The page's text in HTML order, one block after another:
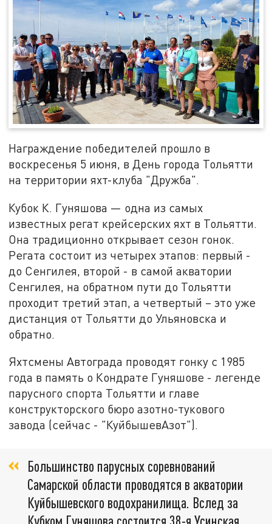
Награждение победителей прошло в
воскресенья 5 июня, в День города Тольятти
на территории яхт-клуба "Дружба".
Кубок К. Гуняшова — одна из самых
известных регат крейсерских яхт в Тольятти.
Она традиционно открывает сезон гонок.
Регата состоит из четырех этапов: первый -
до Сенгилея, второй - в самой акватории
Сенгилея, на обратном пути до Тольятти
проходит третий этап, а четвертый – это уже
дистанция от Тольятти до Ульяновска и
обратно.
Яхтсмены Автограда проводят гонку с 1985
года в память о Кондрате Гуняшове - легенде
парусного спорта Тольятти и главе
конструкторского бюро азотно-тукового
завода (сейчас - "КуйбышевАзот").
Большинство парусных соревнований
Самарской области проводятся в акватории
Куйбышевского водохранилища. Вслед за
Кубком Гуняшова состоится 38-я Усинская